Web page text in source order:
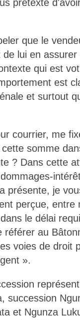
prétexte
que le
lui en
qui est
est
et surtout
courrier, me
somme
? Dans cette
présente, je
perçue, entre
le délai
référer au
voies de droit
».
succession
et Ngunza